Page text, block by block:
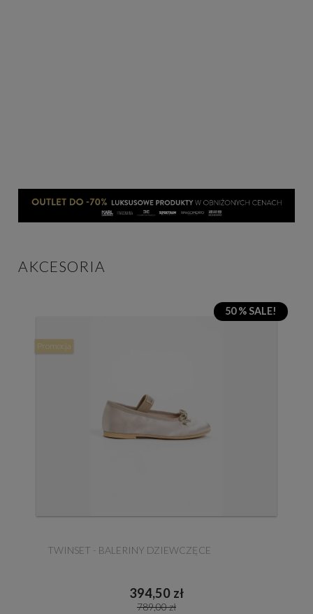
AKCESORIA
50 % SALE!
TWINSET - BALERINY DZIEWCZĘCE
394,50 zł
789,00 zł
Promocja